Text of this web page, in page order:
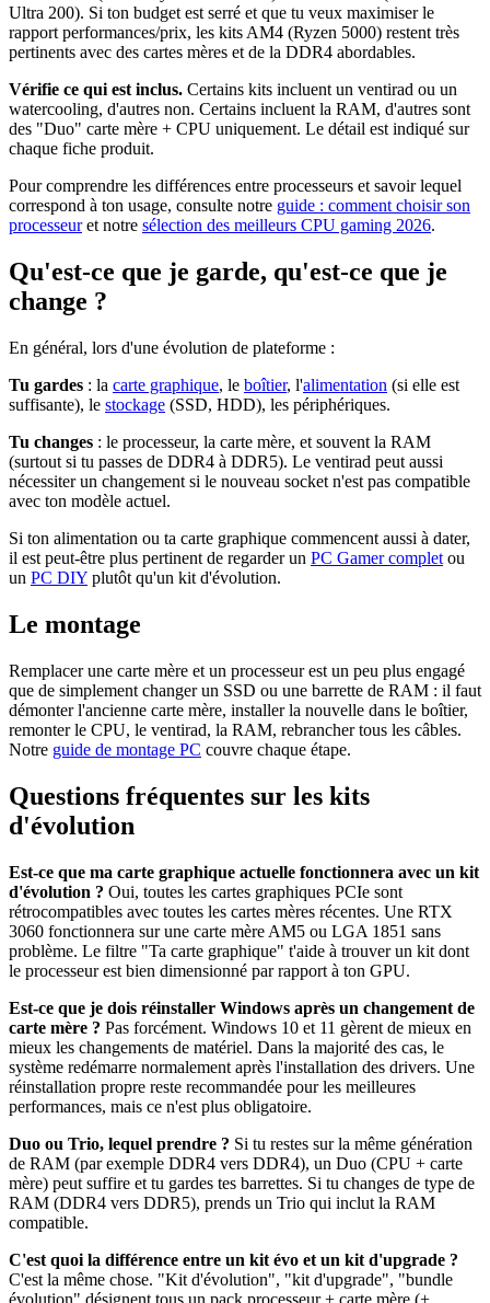
Ultra 200). Si ton budget est serré et que tu veux maximiser le
rapport performances/prix, les kits AM4 (Ryzen 5000) restent très
pertinents avec des cartes mères et de la DDR4 abordables.
Vérifie ce qui est inclus. Certains kits incluent un ventirad ou un
watercooling, d'autres non. Certains incluent la RAM, d'autres sont
des "Duo" carte mère + CPU uniquement. Le détail est indiqué sur
chaque fiche produit.
Pour comprendre les différences entre processeurs et savoir lequel
correspond à ton usage, consulte notre guide : comment choisir son
processeuret notre sélection des meilleurs CPU gaming 2026.
Qu'est-ce que je garde, qu'est-ce que je
change ?
En général, lors d'une évolution de plateforme :
Tu gardes : la carte graphique, le boîtier, l'alimentation (si elle est
suffisante), le stockage (SSD, HDD), les périphériques.
Tu changes : le processeur, la carte mère, et souvent la RAM
(surtout si tu passes de DDR4 à DDR5). Le ventirad peut aussi
nécessiter un changement si le nouveau socket n'est pas compatible
avec ton modèle actuel.
Si ton alimentation ou ta carte graphique commencent aussi à dater,
il est peut-être plus pertinent de regarder un PC Gamer complet ou
un PC DIY plutôt qu'un kit d'évolution.
Le montage
Remplacer une carte mère et un processeur est un peu plus engagé
que de simplement changer un SSD ou une barrette de RAM : il faut
démonter l'ancienne carte mère, installer la nouvelle dans le boîtier,
remonter le CPU, le ventirad, la RAM, rebrancher tous les câbles.
Notre guide de montage PC couvre chaque étape.
Questions fréquentes sur les kits
d'évolution
Est-ce que ma carte graphique actuelle fonctionnera avec un kit
d'évolution ? Oui, toutes les cartes graphiques PCIe sont
rétrocompatibles avec toutes les cartes mères récentes. Une RTX
3060 fonctionnera sur une carte mère AM5 ou LGA 1851 sans
problème. Le filtre "Ta carte graphique" t'aide à trouver un kit dont
le processeur est bien dimensionné par rapport à ton GPU.
Est-ce que je dois réinstaller Windows après un changement de
carte mère ? Pas forcément. Windows 10 et 11 gèrent de mieux en
mieux les changements de matériel. Dans la majorité des cas, le
système redémarre normalement après l'installation des drivers. Une
réinstallation propre reste recommandée pour les meilleures
performances, mais ce n'est plus obligatoire.
Duo ou Trio, lequel prendre ? Si tu restes sur la même génération
de RAM (par exemple DDR4 vers DDR4), un Duo (CPU + carte
mère) peut suffire et tu gardes tes barrettes. Si tu changes de type de
RAM (DDR4 vers DDR5), prends un Trio qui inclut la RAM
compatible.
C'est quoi la différence entre un kit évo et un kit d'upgrade ?
C'est la même chose. "Kit d'évolution", "kit d'upgrade", "bundle
évolution" désignent tous un pack processeur + carte mère (+